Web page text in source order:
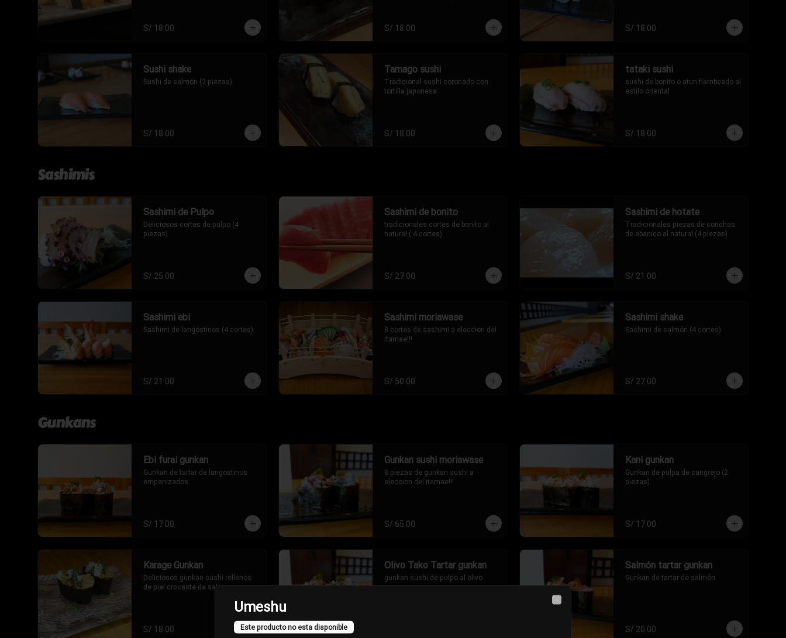
S/ 18.00 S/ 18.00 S/ 18.00
Sushi shake
Sushi de salmón (2 piezas).
S/ 18.00
Tamago sushi
Tradicional sushi coronado con
tortilla japonesa
S/ 18.00
tataki sushi
sushi de bonito o atun flambeado al
estilo oriental
S/ 18.00
Sashimis
Sashimi de Pulpo
Deliciosos cortes de pulpo (4
piezas)
S/ 25.00
Sashimi de bonito
tradicionales cortes de bonito al
natural ( 4 cortes)
S/ 27.00
Sashimi de hotate
Tradicionales piezas de conchas
de abanico al natural (4 piezas)
S/ 21.00
Sashimi ebi
Sashimi de langostinos (4 cortes).
S/ 21.00
Sashimi moriawase
8 cortes de sashimi a eleccion del
itamae!!!
S/ 50.00
Sashimi shake
Sashimi de salmón (4 cortes).
S/ 27.00
Gunkans
Ebi furai gunkan
Gunkan de tartar de langostinos
empanizados.
S/ 17.00
Gunkan sushi moriawase
8 piezas de gunkan sushi a
eleccion del itamae!!!
S/ 65.00
Kani gunkan
Gunkan de pulpa de cangrejo (2
piezas).
S/ 17.00
Karage Gunkan
Deliciosos gunkan sushi rellenos
de piel crocante de salmon
S/ 18.00
Olivo Tako Tartar gunkan
gunkan sushi de pulpo al olivo
Salmón tartar gunkan
Gunkan de tartar de salmón.
S/ 20.00
Umeshu
Este producto no esta disponible